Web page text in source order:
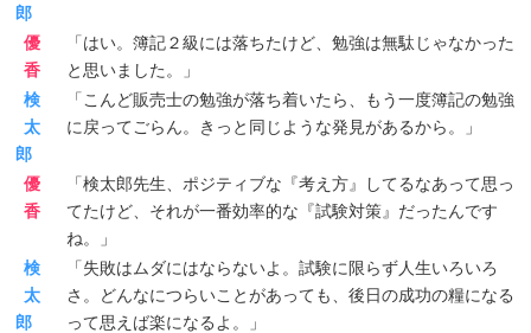
郎
優
香
「はい。簿記２級には落ちたけど、勉強は無駄じゃなかった
と思いました。」
検
太
郎
「こんど販売士の勉強が落ち着いたら、もう一度簿記の勉強
に戻ってごらん。きっと同じような発見があるから。」
優
香
「検太郎先生、ポジティブな『考え方』してるなあって思っ
てたけど、それが一番効率的な『試験対策』だったんです
ね。」
検
太
郎
「失敗はムダにはならないよ。試験に限らず人生いろいろ
さ。どんなにつらいことがあっても、後日の成功の糧になる
って思えば楽になるよ。」